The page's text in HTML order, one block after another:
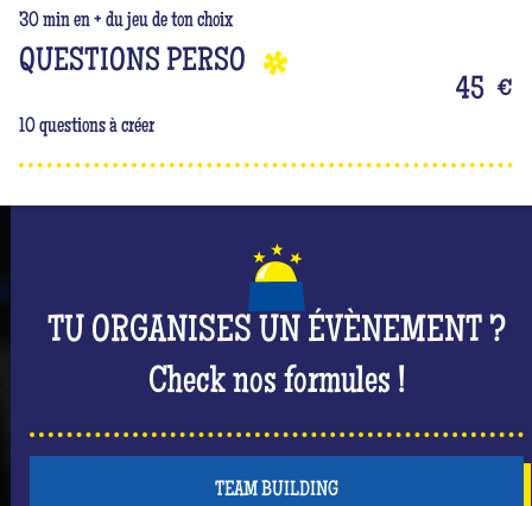
30 min en + du jeu de ton choix
QUESTIONS PERSO
10 questions à créer
45 €
TU ORGANISES UN ÉVÈNEMENT ?
Check nos formules !
TEAM BUILDING